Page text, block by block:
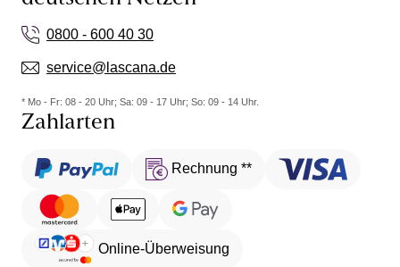
0800 - 600 40 30
service@lascana.de
* Mo - Fr: 08 - 20 Uhr; Sa: 09 - 17 Uhr; So: 09 - 14 Uhr.
Zahlarten
Rechnung **
Online-Überweisung